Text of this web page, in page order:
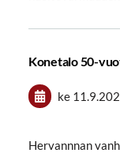
Konetalo 50-
ke
Hervannnan